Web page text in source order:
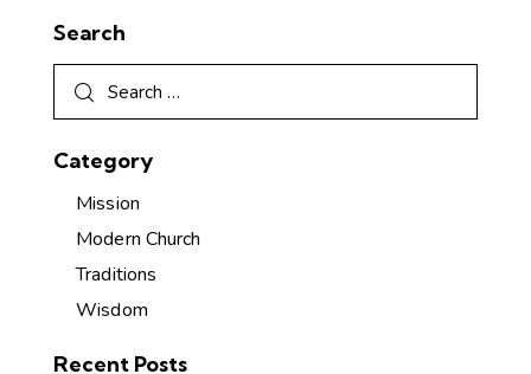
Search
Category
Mission
Modern Church
Traditions
Wisdom
Recent Posts